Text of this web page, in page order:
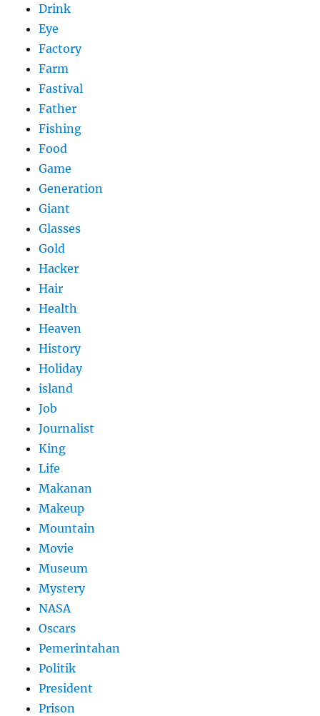
Drink
Eye
Factory
Farm
Fastival
Father
Fishing
Food
Game
Generation
Giant
Glasses
Gold
Hacker
Hair
Health
Heaven
History
Holiday
island
Job
Journalist
King
Life
Makanan
Makeup
Mountain
Movie
Museum
Mystery
NASA
Oscars
Pemerintahan
Politik
President
Prison